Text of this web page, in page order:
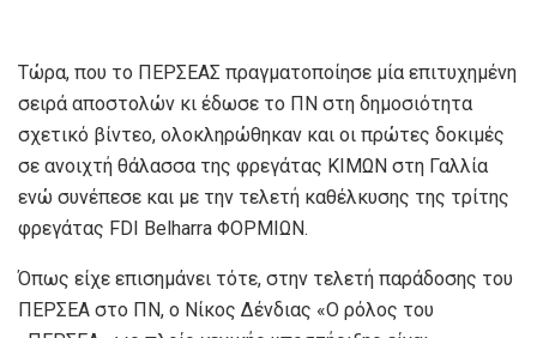
Τώρα, που το ΠΕΡΣΕΑΣ πραγματοποίησε μία επιτυχημένη
σειρά αποστολών κι έδωσε το ΠΝ στη δημοσιότητα
σχετικό βίντεο, ολοκληρώθηκαν και οι πρώτες δοκιμές
σε ανοιχτή θάλασσα της φρεγάτας ΚΙΜΩΝ στη Γαλλία
ενώ συνέπεσε και με την τελετή καθέλκυσης της τρίτης
φρεγάτας FDI Belharra ΦΟΡΜΙΩΝ.
Όπως είχε επισημάνει τότε, στην τελετή παράδοσης του
ΠΕΡΣΕΑ στο ΠΝ, ο Νίκος Δένδιας «Ο ρόλος του